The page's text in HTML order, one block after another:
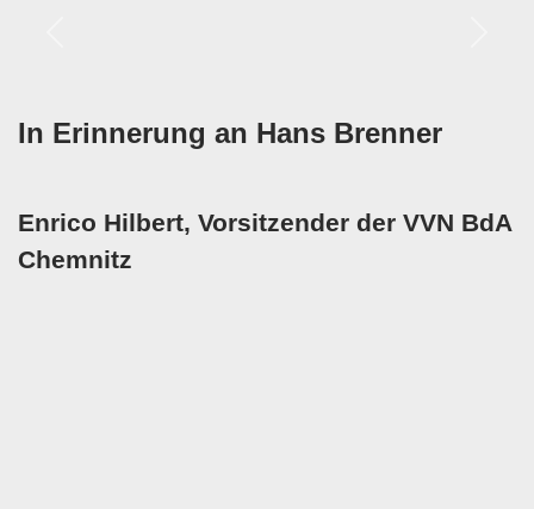
In Erinnerung an Hans Brenner
Enrico Hilbert, Vorsitzender der VVN BdA
Chemnitz